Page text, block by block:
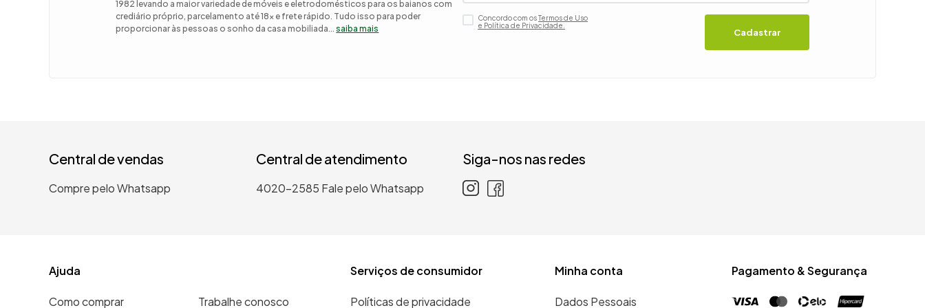
1982 levando a maior variedade de móveis e eletrodomésticos para os baianos com
crediário próprio, parcelamento até 18x e frete rápido. Tudo isso para poder
proporcionar às pessoas o sonho da casa mobiliada...saiba mais
Concordo com osTermos de Uso
e Política de Privacidade.
Cadastrar
Central de vendas
Compre pelo Whatsapp
Central de atendimento
4020-2585 Fale pelo Whatsapp
Siga-nos nas redes
Ajuda
Como comprar Trabalhe conosco
Serviços de consumidor
Políticas de privacidade
Minha conta
Dados Pessoais
Pagamento & Segurança
9º
guarda roupa casal